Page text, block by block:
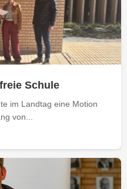
Schule
im Landtag eine Motion
von...